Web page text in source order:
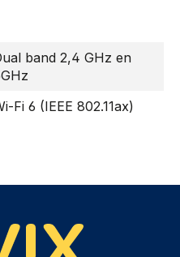
band 2,4 GHz en
Fi 6 (IEEE 802.11ax)